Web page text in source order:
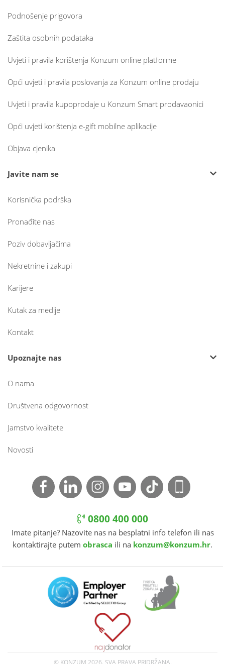
Podnošenje prigovora
Zaštita osobnih podataka
Uvjeti i pravila korištenja Konzum online platforme
Opći uvjeti i pravila poslovanja za Konzum online prodaju
Uvjeti i pravila kupoprodaje u Konzum Smart prodavaonici
Opći uvjeti korištenja e-gift mobilne aplikacije
Objava cjenika
Javite nam se
Korisnička podrška
Pronađite nas
Poziv dobavljačima
Nekretnine i zakupi
Karijere
Kutak za medije
Kontakt
Upoznajte nas
O nama
Društvena odgovornost
Jamstvo kvalitete
Novosti
0800 400 000
Imate pitanje? Nazovite nas na besplatni info telefon ili nas
kontaktirajte putem obrasca ili na konzum@konzum.hr.
© KONZUM 2026. SVA PRAVA PRIDRŽANA.